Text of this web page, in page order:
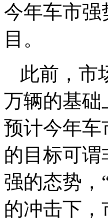
今年车市
目。
此前，市
万辆的基础
预计今年车
的目标可
强的态势，
的冲击下